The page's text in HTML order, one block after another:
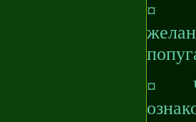
¤
¤